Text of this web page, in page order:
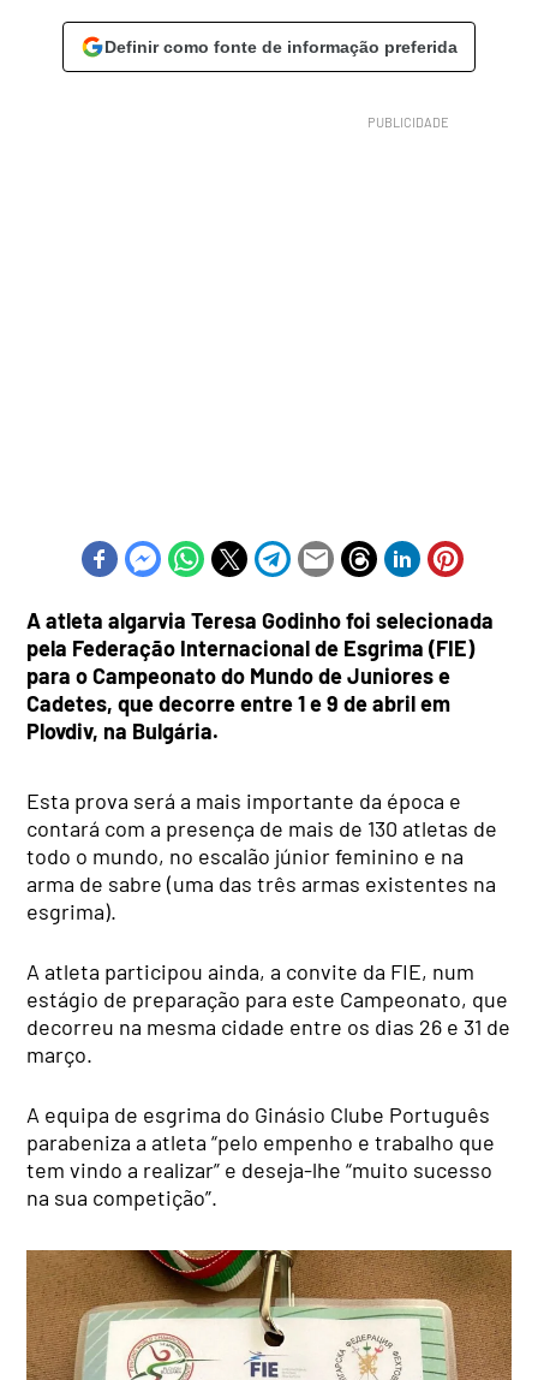
Definir como fonte de informação preferida
A atleta algarvia Teresa Godinho foi selecionada
pela Federação Internacional de Esgrima (FIE)
para o Campeonato do Mundo de Juniores e
Cadetes, que decorre entre 1 e 9 de abril em
Plovdiv, na Bulgária.
Esta prova será a mais importante da época e
contará com a presença de mais de 130 atletas de
todo o mundo, no escalão júnior feminino e na
arma de sabre (uma das três armas existentes na
esgrima).
A atleta participou ainda, a convite da FIE, num
estágio de preparação para este Campeonato, que
decorreu na mesma cidade entre os dias 26 e 31 de
março.
A equipa de esgrima do Ginásio Clube Português
parabeniza a atleta “pelo empenho e trabalho que
tem vindo a realizar” e deseja-lhe “muito sucesso
na sua competição”.